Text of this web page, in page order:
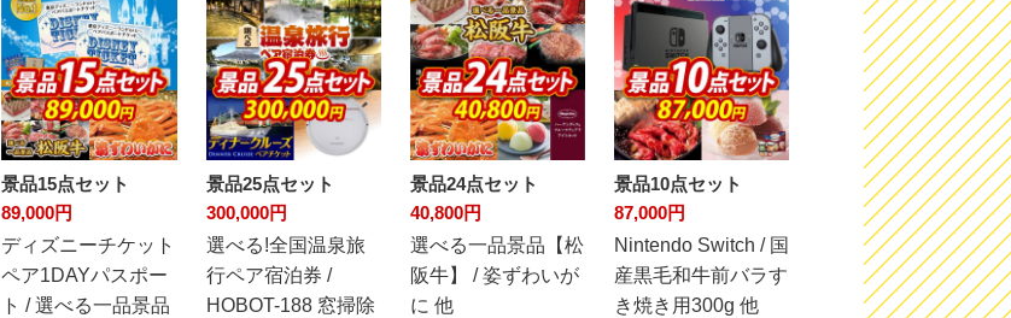
景品15点セット
89,000円
ディズニーチケット
ペア1DAYパスポー
ト / 選べる一品景品
景品25点セット
300,000円
選べる!全国温泉旅
行ペア宿泊券 /
HOBOT-188 窓掃除
景品24点セット
40,800円
選べる一品景品【松
阪牛】 / 姿ずわいが
に 他
景品10点セット
87,000円
Nintendo Switch / 国
産黒毛和牛前バラす
き焼き用300g 他